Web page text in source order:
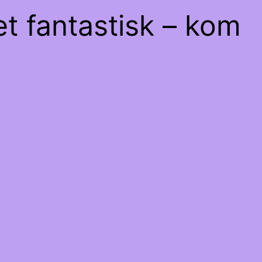
fantastisk – kom